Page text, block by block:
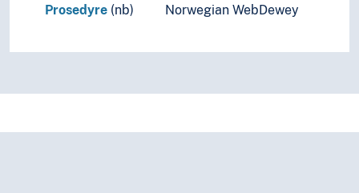
Prosedyre (nb) Norwegian WebDewey